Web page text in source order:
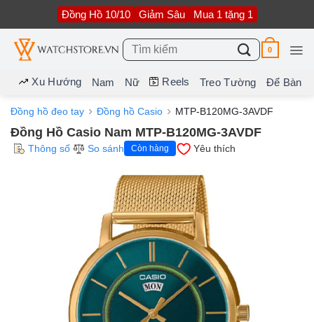
nội
dung
Đồng Hồ 10/10 Giảm Sâu Mua 1 tặng 1
Tìm
kiếm:
0
Xu Hướng Nam Nữ Reels Treo Tường Để Bàn
Đồng hồ đeo tay Đồng hồ Casio MTP-B120MG-3AVDF
Đồng Hồ Casio Nam MTP-B120MG-3AVDF
Thông số So sánh Còn hàng Yêu thích